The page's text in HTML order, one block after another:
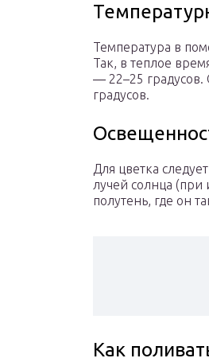
Температура в
Так, в теплое
― 22–25 градусов.
градусов.
Для цветка
лучей солнца (при
полутень, где он
Как